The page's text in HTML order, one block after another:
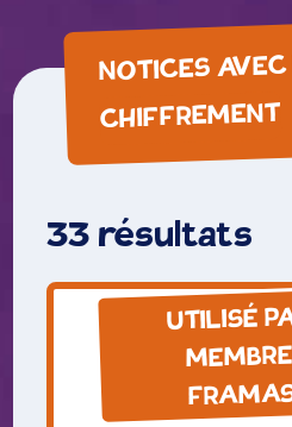
NOTICES
CHIFFREMENT
33 résultats
UTILISÉ